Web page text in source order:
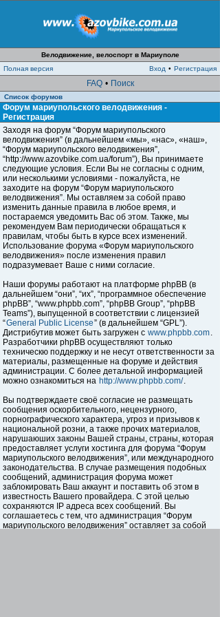
Велодвижение, велоспорт в Мариуполе
Полная версия
Вход • Регистрация
FAQ • Поиск
Список форумов
Форум мариупольского велодвижения -
Регистрация
Заходя на форум “Форум мариупольского
велодвижения” (в дальнейшем «мы», «нас», «наш»,
“Форум мариупольского велодвижения”,
“http://www.azovbike.com.ua/forum”), Вы принимаете
следующие условия. Если Вы не согласны с одним,
или несколькими условиями - пожалуйста, не
заходите на форум “Форум мариупольского
велодвижения”. Мы оставляем за собой право
изменить данные правила в любое время, и
постараемся уведомить Вас об этом. Также, мы
рекомендуем Вам периодически обращаться к
правилам, чтобы быть в курсе всех изменений.
Использование форума «Форум мариупольского
велодвижения» после изменения правил
подразумевает Ваше с ними согласие.
Наши форумы работают на платформе phpBB (в
дальнейшем “они”, “их”, “программное обеспечение
phpBB”, “www.phpbb.com”, “phpBB Group”, “phpBB
Teams”), выпущенной в соответствии с лицензией
“General Public License” (в дальнейшем “GPL”).
Дистрибутив может быть загружен с www.phpbb.com.
Разработчики phpBB осуществляют только
техническю поддержку и не несут ответственности за
материалы, размещенные на форуме и действия
администрации. С более детальной информацией
можно ознакомиться на http://www.phpbb.com/.
Вы подтверждаете своё согласие не размещать
сообщения оскорбительного, нецензурного,
порнографического характера, угроз и призывов к
национальной розни, а также прочих материалов,
нарушаюших законы Вашей страны, страны, которая
предоставляет услуги хостинга для форума “Форум
мариупольского велодвижения”, или международного
законодательства. В случае размещения подобных
сообщений, администрация форума может
заблокировать Ваш аккаунт и поставить об этом в
известность Вашего провайдера. С этой целью
сохраняются IP адреса всех сообщений. Вы
соглашаетесь с тем, что администрация “Форум
мариупольского велодвижения” оставляет за собой